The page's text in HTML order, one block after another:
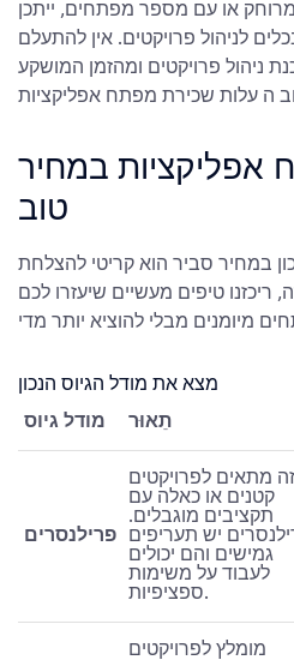
או עם מספר מפתחים, ייתכן
לניהול פרויקטים. אין להתעלם
ניהול פרויקטים ומהזמן המושקע
ה
אפליקציות במחיר
טוב
במחיר סביר הוא קריטי להצלחת
טיפים מעשיים שיעזרו לכם
מצא את מודל הגיוס הנכון
מודל גיוס
תֵאוּר
פרילנסרים
זה מתאים לפרויקטים
קטנים או כאלה עם
תקציבים מוגבלים.
יש תעריפים
גמישים והם יכולים
לעבוד על משימות
ספציפיות.
מומלץ לפרויקטים